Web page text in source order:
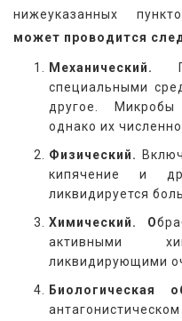
нижеуказанных
может проводится
Механический.
специальными
другое.
однако их
Физический.
кипячение и
ликвидируется
Химический. О
активными
ликвидирующими
Биологическая